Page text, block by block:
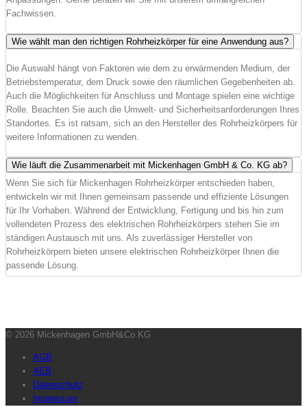
Fachwissen.
Wie wählt man den richtigen Rohrheizkörper für eine Anwendung aus?
Die Auswahl hängt von Faktoren wie dem zu erwärmenden Medium, der
Betriebstemperatur, dem Druck sowie den räumlichen Gegebenheiten ab.
Auch die Möglichkeiten für Anschluss und Montage spielen eine wichtige
Rolle. Beachten Sie auch die Umwelt- und Sicherheitsanforderungen Ihres
Standortes. Es ist ratsam, sich an den Hersteller des Rohrheizkörpers für
weitere Informationen zu wenden.
Wie läuft die Zusammenarbeit mit Mickenhagen GmbH & Co. KG ab?
Wenn Sie sich für Mickenhagen Rohrheizkörper entschieden haben,
entwickeln wir mit Ihnen gemeinsam passende und effiziente Lösungen
für Ihr Vorhaben. Während der Entwicklung, Fertigung und bis hin zum
vollendeten Prozess des elektrischen Rohrheizkörpers stehen Sie im
ständigen Austausch mit uns. Als zuverlässiger Hersteller von
Rohrheizkörpern bieten unsere elektrischen Rohrheizkörper Ihnen die
passende Lösung.
© 2026 Mickenhagen GmbH&Co.KG
AGB
AEB
Datenschutz
Impressum